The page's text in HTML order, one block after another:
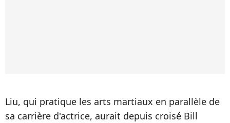
Liu, qui pratique les arts martiaux en parallèle de
sa carrière d'actrice, aurait depuis croisé Bill